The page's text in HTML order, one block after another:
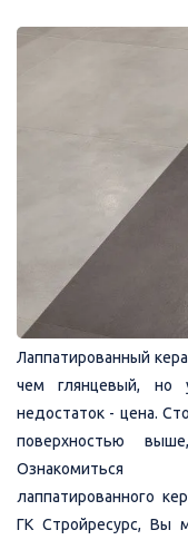
Лаппатированный
чем глянцевый, но
недостаток - цена.
поверхностью
лаппатированного
ГК Стройресурс, Вы